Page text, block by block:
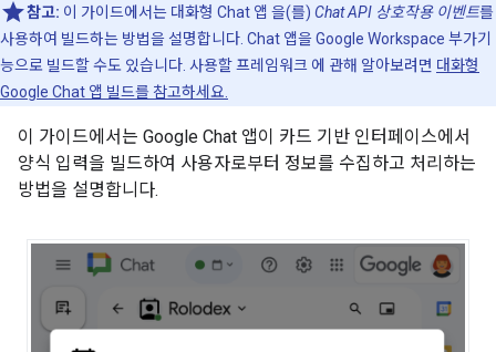
참고: 이 가이드에서는 대화형 Chat 앱 을(를) Chat API 상호작용 이벤트를
사용하여 빌드하는 방법을 설명합니다. Chat 앱을 Google Workspace 부가기
능으로 빌드할 수도 있습니다. 사용할 프레임워크 에 관해 알아보려면 대화형
Google Chat 앱 빌드를 참고하세요.
이 가이드에서는 Google Chat 앱이 카드 기반 인터페이스에서
양식 입력을 빌드하여 사용자로부터 정보를 수집하고 처리하는
방법을 설명합니다.